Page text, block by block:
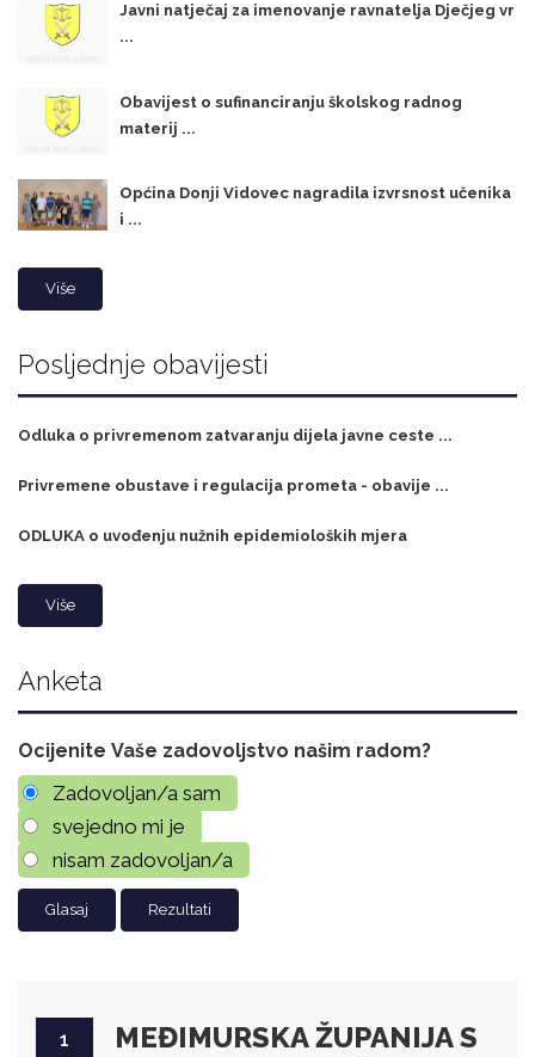
Javni natječaj za imenovanje ravnatelja Dječjeg vr
...
Obavijest o sufinanciranju školskog radnog
materij ...
Općina Donji Vidovec nagradila izvrsnost učenika
i ...
Više
Posljednje obavijesti
Odluka o privremenom zatvaranju dijela javne ceste ...
Privremene obustave i regulacija prometa - obavije ...
ODLUKA o uvođenju nužnih epidemioloških mjera
Više
Anketa
Ocijenite Vaše zadovoljstvo našim radom?
Zadovoljan/a sam
svejedno mi je
nisam zadovoljan/a
Rezultati
1
MEĐIMURSKA ŽUPANIJA S